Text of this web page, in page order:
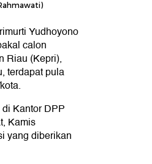
Yudhoyono
calon
Riau (Kepri),
terdapat pula
Kantor DPP
Kamis
yang diberikan